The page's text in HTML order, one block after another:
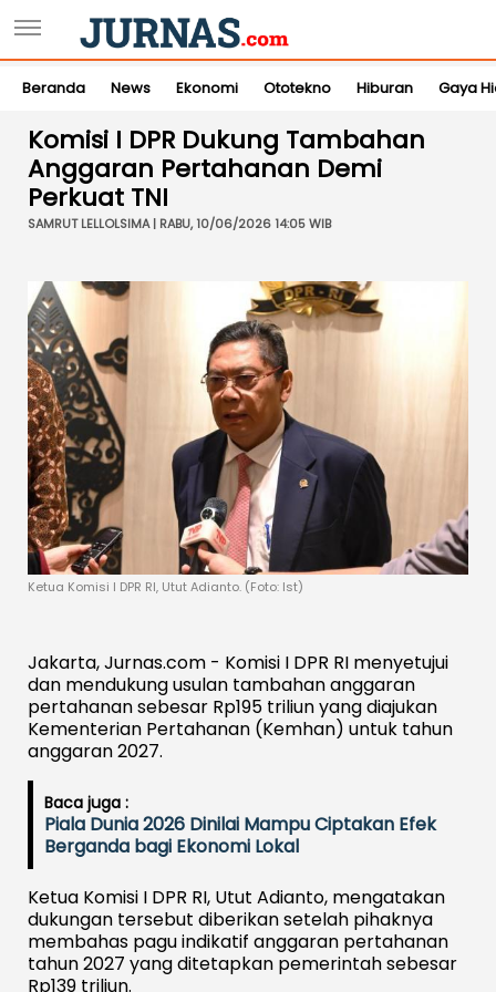
Beranda News Ekonomi Ototekno Hiburan Gaya
Komisi I DPR Dukung Tambahan
Anggaran Pertahanan Demi
Perkuat TNI
SAMRUT LELLOLSIMA | RABU, 10/06/2026 14:05 WIB
Ketua Komisi I DPR RI, Utut Adianto. (Foto: Ist)
Jakarta, Jurnas.com - Komisi I DPR RI menyetujui
dan mendukung usulan tambahan anggaran
pertahanan sebesar Rp195 triliun yang diajukan
Kementerian Pertahanan (Kemhan) untuk tahun
anggaran 2027.
Baca juga :
Piala Dunia 2026 Dinilai Mampu Ciptakan Efek
Berganda bagi Ekonomi Lokal
Ketua Komisi I DPR RI, Utut Adianto, mengatakan
dukungan tersebut diberikan setelah pihaknya
membahas pagu indikatif anggaran pertahanan
tahun 2027 yang ditetapkan pemerintah sebesar
Rp139 triliun.